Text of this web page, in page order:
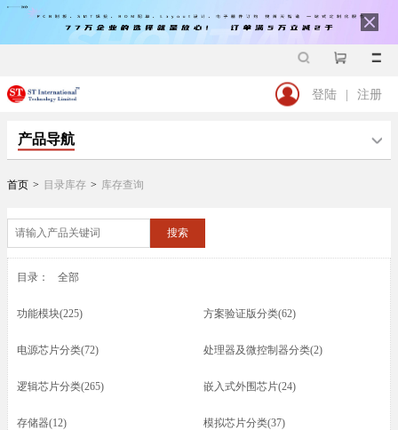
登陆 | 注册
产品导航
首页 > 目录库存 > 库存查询
搜索
目录： 全部
功能模块(225) 方案验证版分类(62)
电源芯片分类(72) 处理器及微控制器分类(2)
逻辑芯片分类(265) 嵌入式外围芯片(24)
存储器(12) 模拟芯片分类(37)